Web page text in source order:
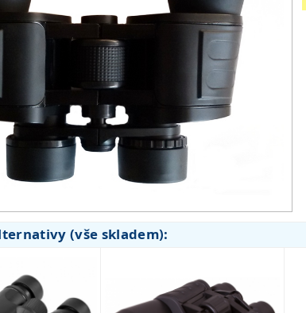
78
50
(vše skladem):